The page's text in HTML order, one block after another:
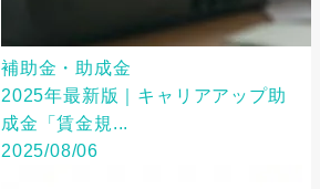
補助金・助成金
2025年最新版｜キャリアアップ助
成金「賃金規...
2025/08/06